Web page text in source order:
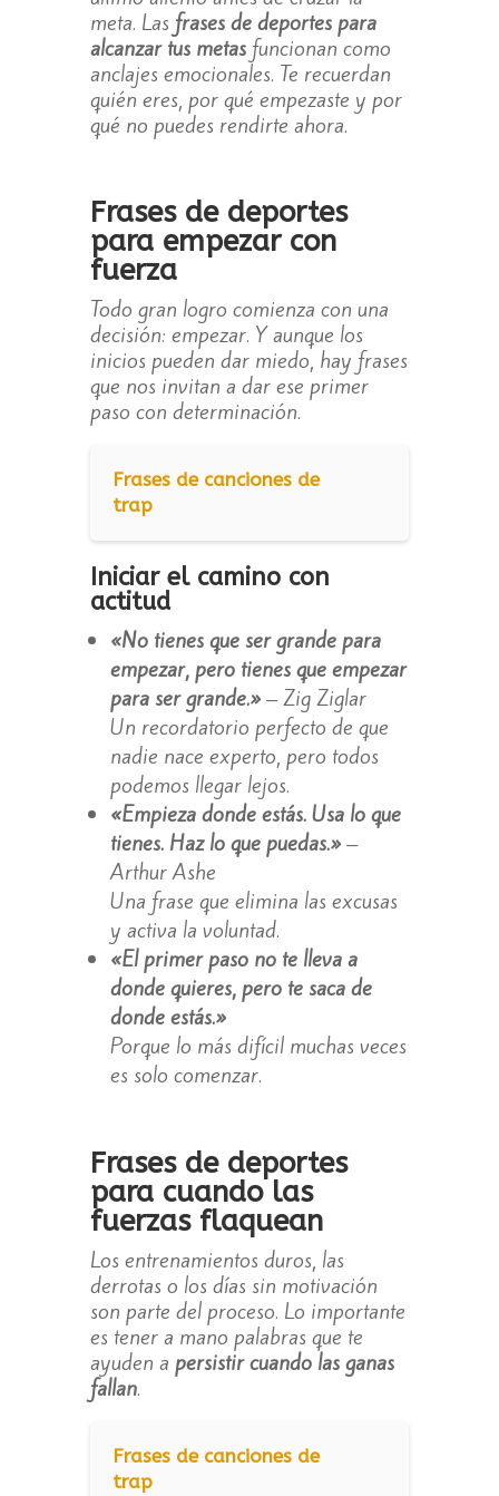
meta. Las frases de deportes para
alcanzar tus metasfuncionan como
anclajes emocionales. Te recuerdan
quién eres, por qué empezaste y por
qué no puedes rendirte ahora.
Frases de deportes
para empezar con
fuerza
Todo gran logro comienza con una
decisión: empezar. Y aunque los
inicios pueden dar miedo, hay frases
que nos invitan a dar ese primer
paso con determinación.
Frases de canciones de
trap
Iniciar el camino con
actitud
«No tienes que ser grande para
empezar, pero tienes que empezar
para ser grande.»– Zig Ziglar
Un recordatorio perfecto de que
nadie nace experto, pero todos
podemos llegar lejos.
«Empieza donde estás. Usa lo que
tienes. Haz lo que puedas.»–
Arthur Ashe
Una frase que elimina las excusas
y activa la voluntad.
«El primer paso no te lleva a
donde quieres, pero te saca de
donde estás.»
Porque lo más difícil muchas veces
es solo comenzar.
Frases de deportes
para cuando las
fuerzas flaquean
Los entrenamientos duros, las
derrotas o los días sin motivación
son parte del proceso. Lo importante
es tener a mano palabras que te
ayuden a persistir cuando las ganas
fallan.
Frases de canciones de
trap